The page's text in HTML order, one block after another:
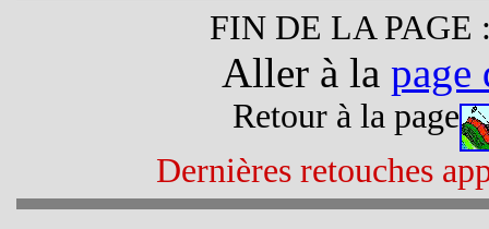
FIN DE LA PAGE
Aller à la page
Retour à la page
Dernières retouches